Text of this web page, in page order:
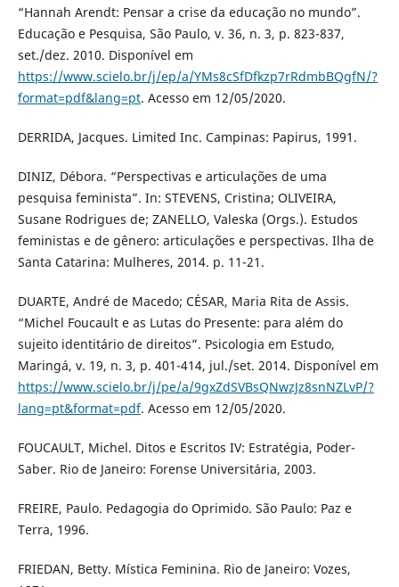
“Hannah Arendt: Pensar a crise da educação no mundo”.
Educação e Pesquisa, São Paulo, v. 36, n. 3, p. 823-837,
set./dez. 2010. Disponível em
https://www.scielo.br/j/ep/a/YMs8cSfDfkzp7rRdmbBQgfN/?
format=pdf&lang=pt. Acesso em 12/05/2020.
DERRIDA, Jacques. Limited Inc. Campinas: Papirus, 1991.
DINIZ, Débora. “Perspectivas e articulações de uma
pesquisa feminista”. In: STEVENS, Cristina; OLIVEIRA,
Susane Rodrigues de; ZANELLO, Valeska (Orgs.). Estudos
feministas e de gênero: articulações e perspectivas. Ilha de
Santa Catarina: Mulheres, 2014. p. 11-21.
DUARTE, André de Macedo; CÉSAR, Maria Rita de Assis.
“Michel Foucault e as Lutas do Presente: para além do
sujeito identitário de direitos”. Psicologia em Estudo,
Maringá, v. 19, n. 3, p. 401-414, jul./set. 2014. Disponível em
https://www.scielo.br/j/pe/a/9gxZdSVBsQNwzJz8snNZLvP/?
lang=pt&format=pdf. Acesso em 12/05/2020.
FOUCAULT, Michel. Ditos e Escritos IV: Estratégia, Poder-
Saber. Rio de Janeiro: Forense Universitária, 2003.
FREIRE, Paulo. Pedagogia do Oprimido. São Paulo: Paz e
Terra, 1996.
FRIEDAN, Betty. Mística Feminina. Rio de Janeiro: Vozes,